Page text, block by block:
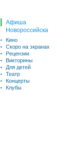
Афиша
Новороссийска
Кино
Скоро на экранах
Рецензии
Викторины
Для детей
Театр
Концерты
Клубы